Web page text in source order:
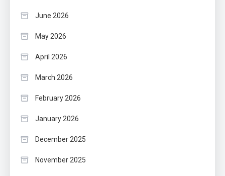
June 2026
May 2026
April 2026
March 2026
February 2026
January 2026
December 2025
November 2025